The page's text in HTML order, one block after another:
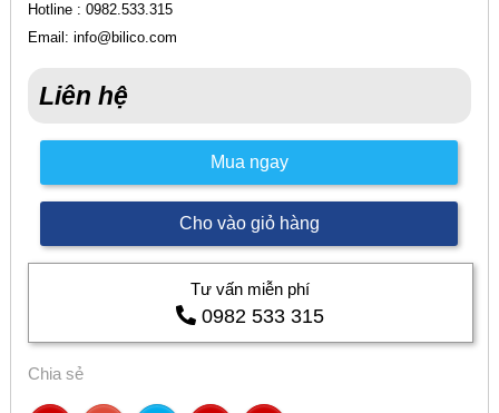
Hotline : 0982.533.315
Email: info@bilico.com
Liên hệ
Mua ngay
Cho vào giỏ hàng
Tư vấn miễn phí
0982 533 315
Chia sẻ